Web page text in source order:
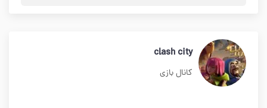
clash city
کانال بازی